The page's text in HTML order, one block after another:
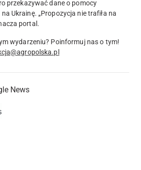
przekazywać dane o pomocy
Ukrainę. „Propozycja nie trafiła na
portal.
wydarzeniu? Poinformuj nas o tym!
News